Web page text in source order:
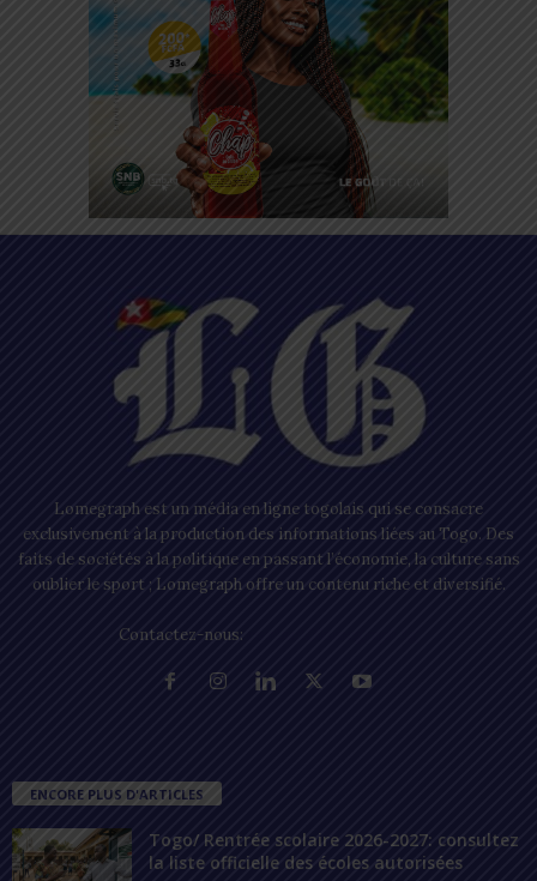
Lomegraph est un média en ligne togolais qui se consacre
exclusivement à la production des informations liées au Togo. Des
faits de sociétés à la politique en passant l’économie, la culture sans
oublier le sport ; Lomegraph offre un contenu riche et diversifié.
Contactez-nous:
ENCORE PLUS D'ARTICLES
Togo/ Rentrée scolaire 2026-2027: consultez
la liste officielle des écoles autorisées